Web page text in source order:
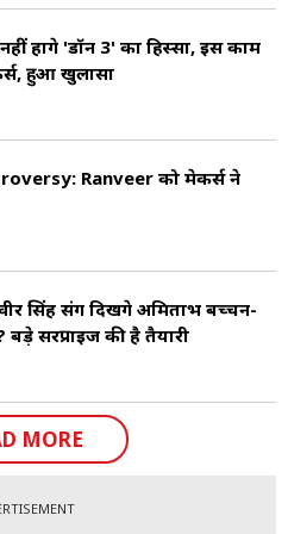
होंगे 'डॉन 3' का हिस्सा, इस काम
हुआ खुलासा
Ranveer को मेकर्स ने
सिंह संग दिखेंगे अमिताभ बच्चन-
सरप्राइज की है तैयारी
MORE